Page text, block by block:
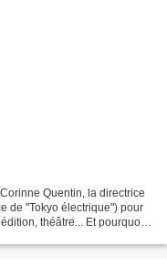
Quentin, la directrice
de "Tokyo électrique") pour
théâtre... Et pourquoi